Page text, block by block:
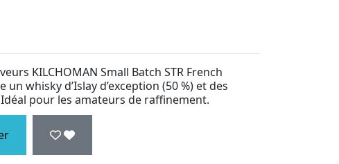
KILCHOMAN Small Batch STR French
whisky d’Islay d’exception (50 %) et des
pour les amateurs de raffinement.